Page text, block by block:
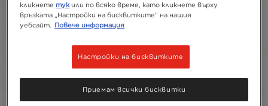
кликнете тукили по всяко време, като кликнете върху
връзката „Настройки на бисквитките“ на нашия
уебсайт. Повече информация
Настройки на бисквитките
Приемам всички бисквитки